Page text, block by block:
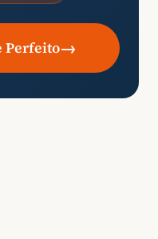
Perfeito→